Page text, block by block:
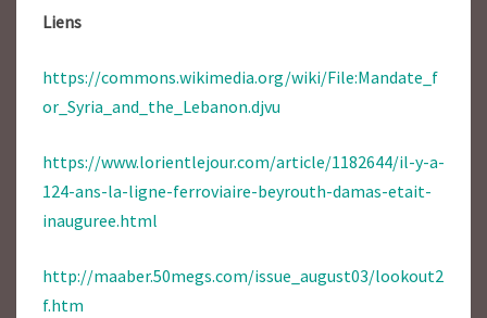
Liens
https://commons.wikimedia.org/wiki/File:Mandate_f
or_Syria_and_the_Lebanon.djvu
https://www.lorientlejour.com/article/1182644/il-y-a-
124-ans-la-ligne-ferroviaire-beyrouth-damas-etait-
inauguree.html
http://maaber.50megs.com/issue_august03/lookout2
f.htm